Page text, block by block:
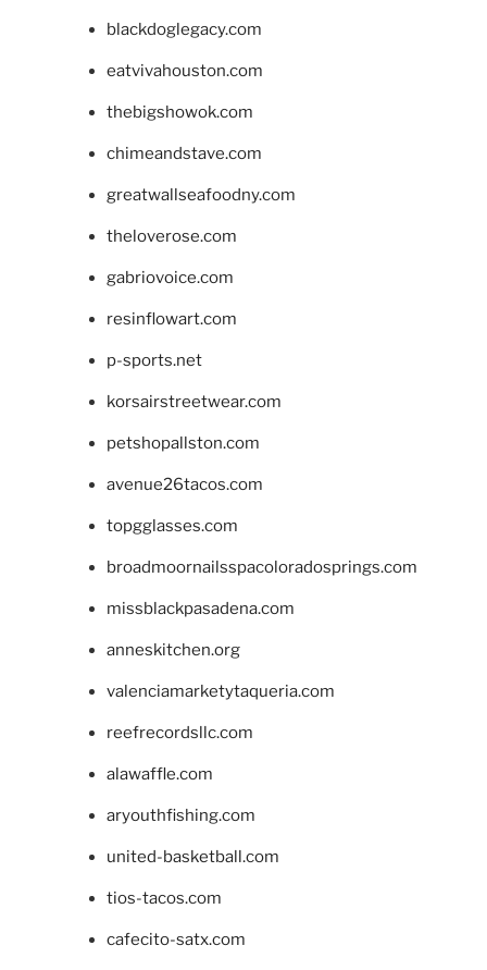
blackdoglegacy.com
eatvivahouston.com
thebigshowok.com
chimeandstave.com
greatwallseafoodny.com
theloverose.com
gabriovoice.com
resinflowart.com
p-sports.net
korsairstreetwear.com
petshopallston.com
avenue26tacos.com
topgglasses.com
broadmoornailsspacoloradosprings.com
missblackpasadena.com
anneskitchen.org
valenciamarketytaqueria.com
reefrecordsllc.com
alawaffle.com
aryouthfishing.com
united-basketball.com
tios-tacos.com
cafecito-satx.com